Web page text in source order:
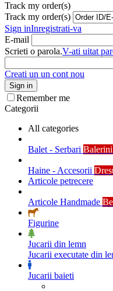
Track my order(s)
Track my order(s)
Sign inInregistrati-va
E-mail
Scrieti o parola.V-ati uitat
Creati un un cont nou
Sign in
Remember me
Categorii
All categories
Balet - Serbari
Haine - Accesorii
Articole petrecere
Articole Handmade
Figurine
Jucarii din lemn
Jucarii executate din
Jucarii baieti